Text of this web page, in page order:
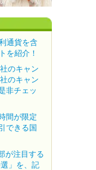
通貨を含
を紹介！
のキャン
のキャン
非チェッ
間が限定
できる国
が注目する
」を、記